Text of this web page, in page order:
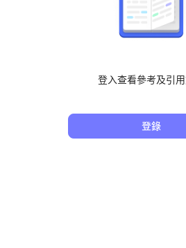
登入查看參考及引
登錄